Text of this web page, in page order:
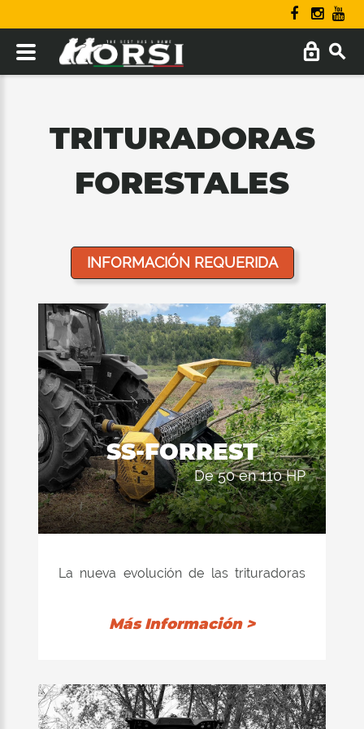
TRITURADORAS
FORESTALES
INFORMACIÓN REQUERIDA
SS-FORREST
de 50 en 110 HP
La nueva evolución de las trituradoras
diámetro pero también nacidas para las
a tractores de baja potencia fruteros.
El nuevo rotor FTL, gracias a su
Más Información >